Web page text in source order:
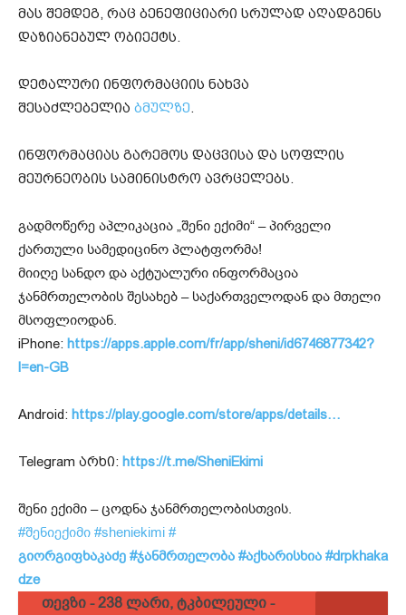
მას შემდეგ, რაც ბენეფიციარი სრულად აღადგენს
დაზიანებულ ობიექტს.
დეტალური ინფორმაციის ნახვა
შესაძლებელია ბმულზე.
ინფორმაციას გარემოს დაცვისა და სოფლის
მეურნეობის სამინისტრო ავრცელებს.
გადმოწერე აპლიკაცია „შენი ექიმი“ – პირველი
ქართული სამედიცინო პლატფორმა!
მიიღე სანდო და აქტუალური ინფორმაცია
ჯანმრთელობის შესახებ – საქართველოდან და მთელი
მსოფლიოდან.
iPhone: https://apps.apple.com/fr/app/sheni/id6746877342?
l=en-GB
Android: https://play.google.com/store/apps/details…
Telegram არხი: https://t.me/SheniEkimi
შენი ექიმი – ცოდნა ჯანმრთელობისთვის.
#შენიექიმი #sheniekimi #
გიორგიფხაკაძე #ჯანმრთელობა #აქხარისხია #drpkhaka
dze
თევზი - 238 ლარი, ტკბილეული -